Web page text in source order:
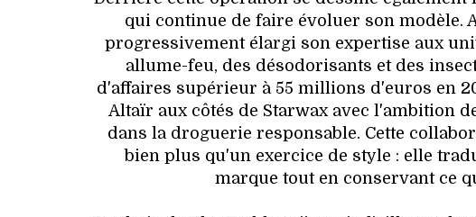
qui continue de faire évoluer son modèle.
progressivement élargi son expertise aux
allume-feu, des désodorisants et des
d'affaires supérieur à 55 millions d'euros en
Altaïr aux côtés de Starwax avec l'ambition
dans la droguerie responsable. Cette
bien plus qu'un exercice de style : elle
marque tout en conservant ce